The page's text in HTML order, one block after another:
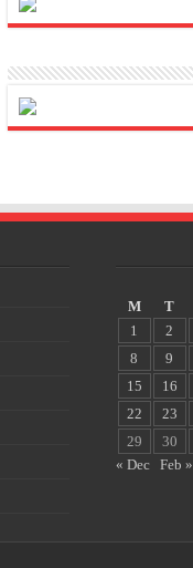
M
T
1
2
8
9
15
16
22
23
29
30
« Dec
Feb »